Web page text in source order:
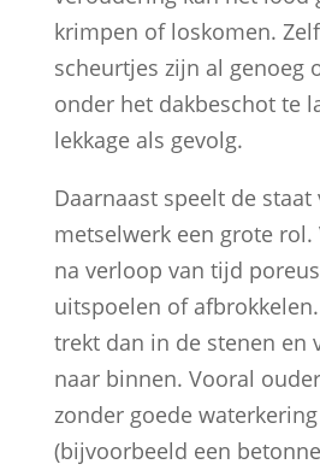
krimpen of loskomen.
scheurtjes zijn al genoeg
onder het dakbeschot te
lekkage als gevolg.
Daarnaast speelt de staat
metselwerk een grote rol.
na verloop van tijd
uitspoelen of
trekt dan in de stenen en
naar binnen. Vooral
zonder goede
(bijvoorbeeld een